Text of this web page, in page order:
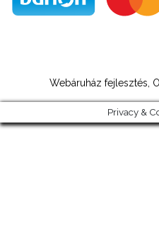
Webáruház fejlesztés,
Privacy &